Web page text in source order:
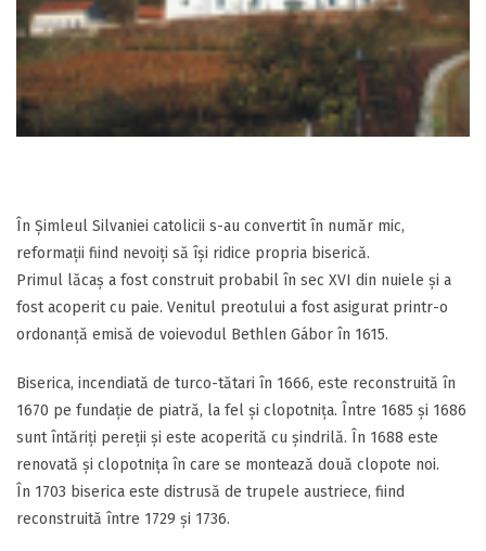
În Şimleul Silvaniei catolicii s-au convertit în număr mic,
reformaţii fiind nevoiţi să îşi ridice propria biserică.
Primul lăcaş a fost construit probabil în sec XVI din nuiele şi a
fost acoperit cu paie. Venitul preotului a fost asigurat printr-o
ordonanţă emisă de voievodul Bethlen Gábor în 1615.
Biserica, incendiată de turco-tătari în 1666, este reconstruită în
1670 pe fundaţie de piatră, la fel şi clopotniţa. Între 1685 şi 1686
sunt întăriţi pereţii şi este acoperită cu şindrilă. În 1688 este
renovată şi clopotniţa în care se montează două clopote noi.
În 1703 biserica este distrusă de trupele austriece, fiind
reconstruită între 1729 şi 1736.